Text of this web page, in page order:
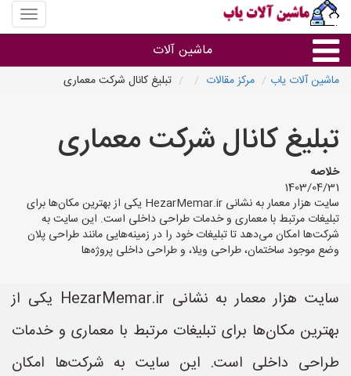
منوی
سایت
آلات
ماشین آلات
سایر گروه ها
ماشین آلات یاب مرکز مقالات تبلیغ کانال شرکت معماری
تبلیغ کانال شرکت معماری
خلاصه
1403/04/31
سایت هزار معمار به نشانی HezarMemar.ir یکی از بهترین مکان‌ها برای
تبلیغات مرتبط با معماری و خدمات طراحی داخلی است. این سایت به
شرکت‌ها امکان می‌دهد تا تبلیغات خود را در زمینه‌هایی مانند طراحی پلان
وضع موجود ساختمان، طراحی ویلا، و طراحی داخلی پروژه‌ها
سایت هزار معمار به نشانی HezarMemar.ir یکی از
بهترین مکان‌ها برای تبلیغات مرتبط با معماری و خدمات
طراحی داخلی است. این سایت به شرکت‌ها امکان